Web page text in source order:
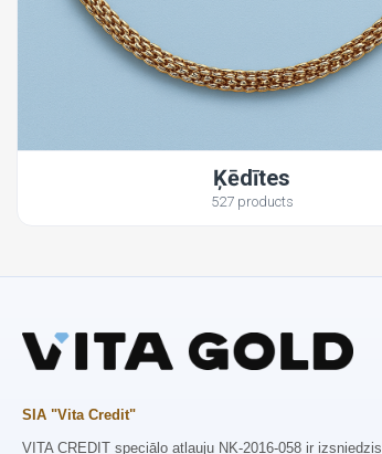
Ķēdītes
527 products
SIA "Vita Credit"
VITA CREDIT speciālo atļauju NK-2016-058 ir izsniedzis